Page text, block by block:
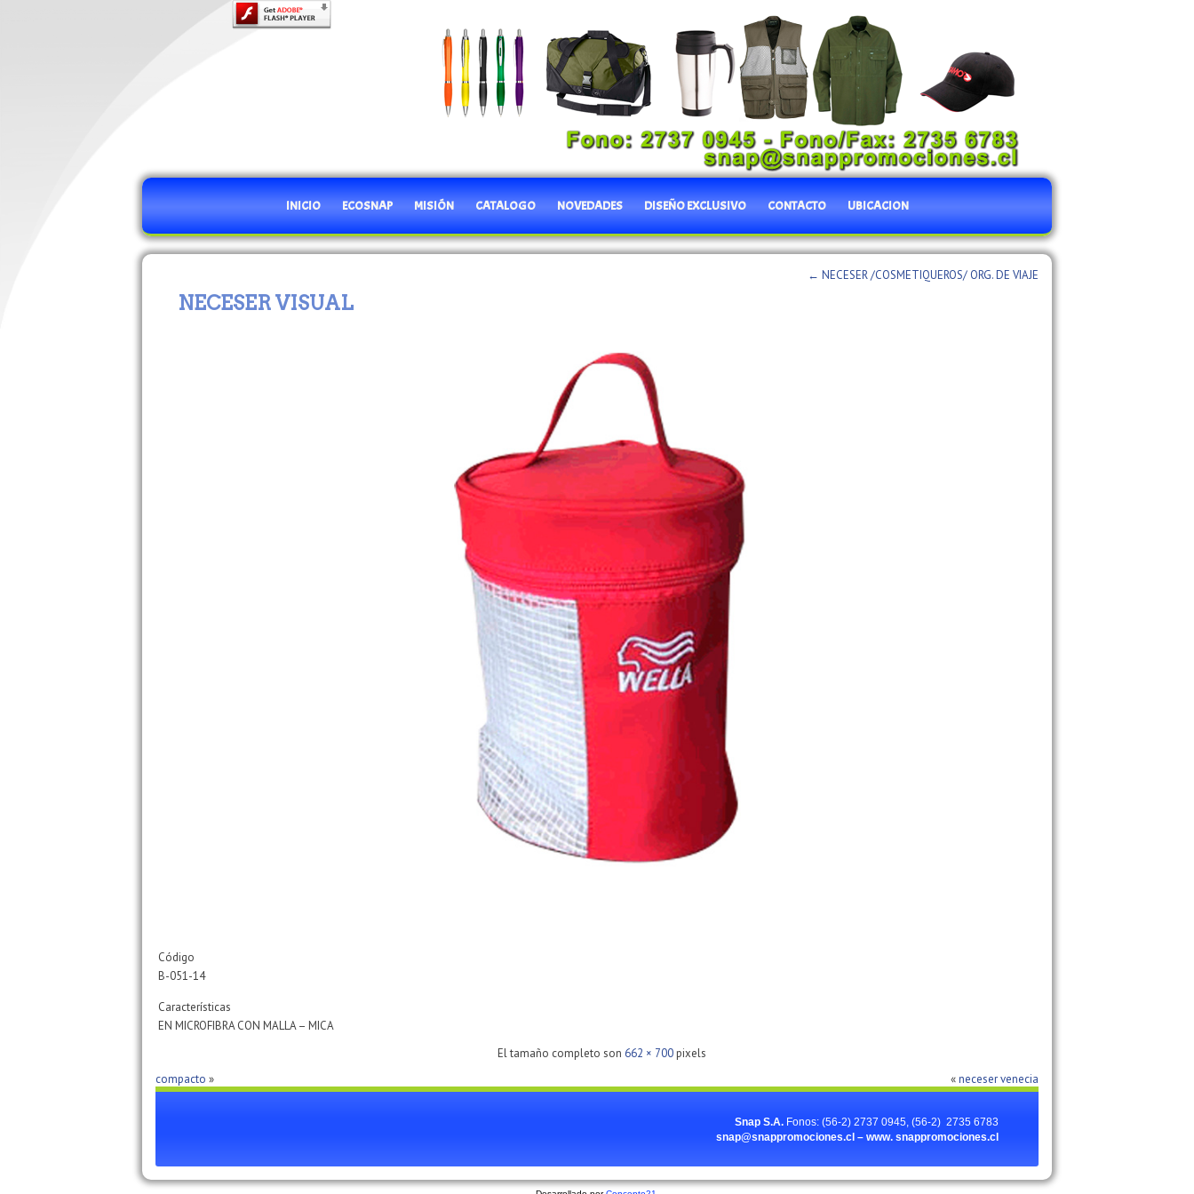
INICIO ECOSNAP MISIÓN CATALOGO NOVEDADES DISEÑO EXCLUSIVO CONTACTO UBICACION
← NECESER /COSMETIQUEROS/ ORG. DE VIAJE
NECESER VISUAL
Código
B-051-14
Características
EN MICROFIBRA CON MALLA – MICA
El tamaño completo son 662 × 700pixels
compacto » «neceser venecia
Snap S.A. Fonos: (56-2) 2737 0945, (56-2) 2735 6783
snap@snappromociones.cl – www. snappromociones.cl